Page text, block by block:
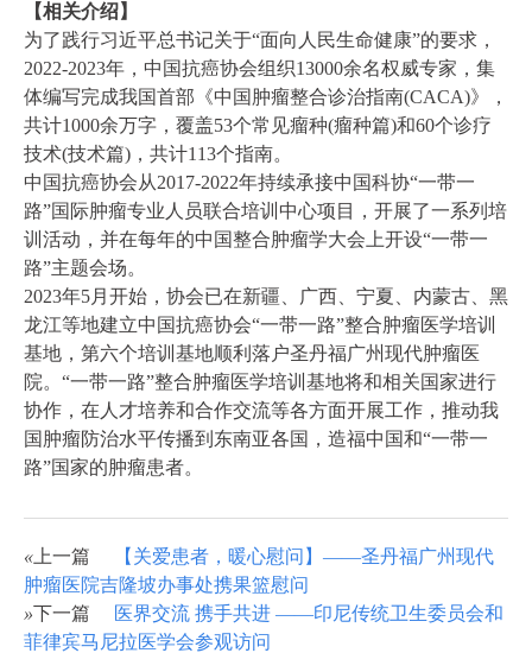
【相关介绍】
为了践行习近平总书记关于“面向人民生命健康”的要求，
2022-2023年，中国抗癌协会组织13000余名权威专家，集
体编写完成我国首部《中国肿瘤整合诊治指南(CACA)》，
共计1000余万字，覆盖53个常见瘤种(瘤种篇)和60个诊疗
技术(技术篇)，共计113个指南。
中国抗癌协会从2017-2022年持续承接中国科协“一带一
路”国际肿瘤专业人员联合培训中心项目，开展了一系列培
训活动，并在每年的中国整合肿瘤学大会上开设“一带一
路”主题会场。
2023年5月开始，协会已在新疆、广西、宁夏、内蒙古、黑
龙江等地建立中国抗癌协会“一带一路”整合肿瘤医学培训
基地，第六个培训基地顺利落户圣丹福广州现代肿瘤医
院。“一带一路”整合肿瘤医学培训基地将和相关国家进行
协作，在人才培养和合作交流等各方面开展工作，推动我
国肿瘤防治水平传播到东南亚各国，造福中国和“一带一
路”国家的肿瘤患者。
« 上一篇
【关爱患者，暖心慰问】——圣丹福广州现代
肿瘤医院吉隆坡办事处携果篮慰问
»下一篇
医界交流 携手共进 ——印尼传统卫生委员会和
菲律宾马尼拉医学会参观访问